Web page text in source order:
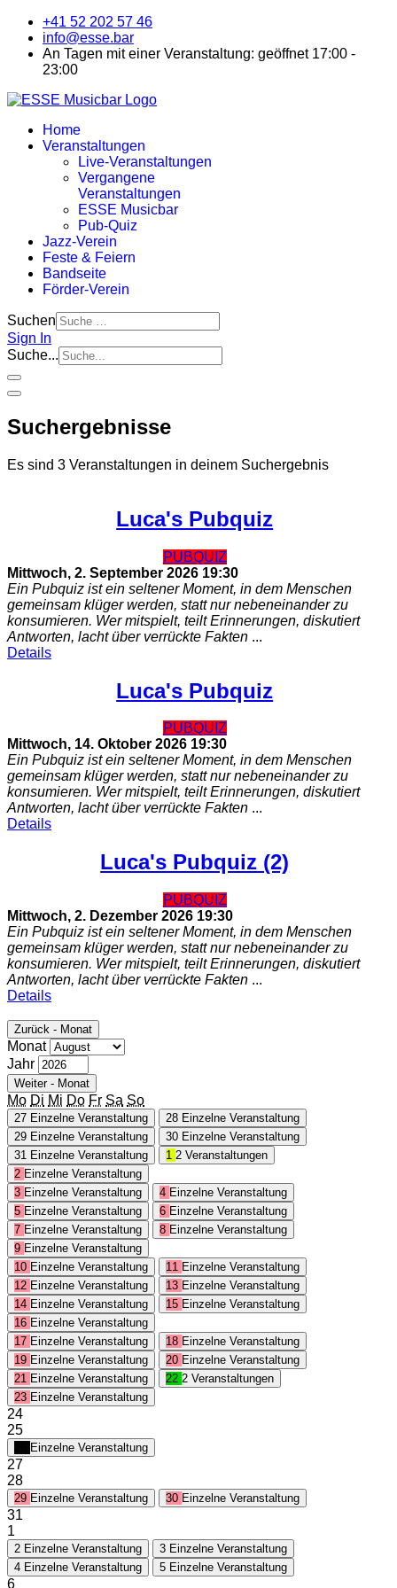
+41 52 202 57 46
info@esse.bar
An Tagen mit einer Veranstaltung: geöffnet 17:00 -
23:00
Home
Veranstaltungen
Live-Veranstaltungen
Vergangene
Veranstaltungen
ESSE Musicbar
Pub-Quiz
Jazz-Verein
Feste & Feiern
Bandseite
Förder-Verein
Suchen
Sign In
Suche...
Suchergebnisse
Es sind 3 Veranstaltungen in deinem Suchergebnis
Luca's Pubquiz
PUBQUIZ
Mittwoch, 2. September 2026 19:30
Ein Pubquiz ist ein seltener Moment, in dem Menschen
gemeinsam klüger werden, statt nur nebeneinander zu
konsumieren. Wer mitspielt, teilt Erinnerungen, diskutiert
Antworten, lacht über verrückte Fakten ...
Details
Luca's Pubquiz
PUBQUIZ
Mittwoch, 14. Oktober 2026 19:30
Ein Pubquiz ist ein seltener Moment, in dem Menschen
gemeinsam klüger werden, statt nur nebeneinander zu
konsumieren. Wer mitspielt, teilt Erinnerungen, diskutiert
Antworten, lacht über verrückte Fakten ...
Details
Luca's Pubquiz (2)
PUBQUIZ
Mittwoch, 2. Dezember 2026 19:30
Ein Pubquiz ist ein seltener Moment, in dem Menschen
gemeinsam klüger werden, statt nur nebeneinander zu
konsumieren. Wer mitspielt, teilt Erinnerungen, diskutiert
Antworten, lacht über verrückte Fakten ...
Details
Zurück - Monat
Monat
Jahr
Weiter - Monat
Mo Di Mi Do Fr Sa So
27 Einzelne Veranstaltung 28 Einzelne Veranstaltung
29 Einzelne Veranstaltung 30 Einzelne Veranstaltung
31 Einzelne Veranstaltung 1 2 Veranstaltungen
2 Einzelne Veranstaltung
3 Einzelne Veranstaltung 4 Einzelne Veranstaltung
5 Einzelne Veranstaltung 6 Einzelne Veranstaltung
7 Einzelne Veranstaltung 8 Einzelne Veranstaltung
9 Einzelne Veranstaltung
10 Einzelne Veranstaltung 11 Einzelne Veranstaltung
12 Einzelne Veranstaltung 13 Einzelne Veranstaltung
14 Einzelne Veranstaltung 15 Einzelne Veranstaltung
16 Einzelne Veranstaltung
17 Einzelne Veranstaltung 18 Einzelne Veranstaltung
19 Einzelne Veranstaltung 20 Einzelne Veranstaltung
21 Einzelne Veranstaltung 22 2 Veranstaltungen
23 Einzelne Veranstaltung
24
25
Einzelne Veranstaltung
27
28
29 Einzelne Veranstaltung 30 Einzelne Veranstaltung
31
1
2 Einzelne Veranstaltung 3 Einzelne Veranstaltung
4 Einzelne Veranstaltung 5 Einzelne Veranstaltung
6